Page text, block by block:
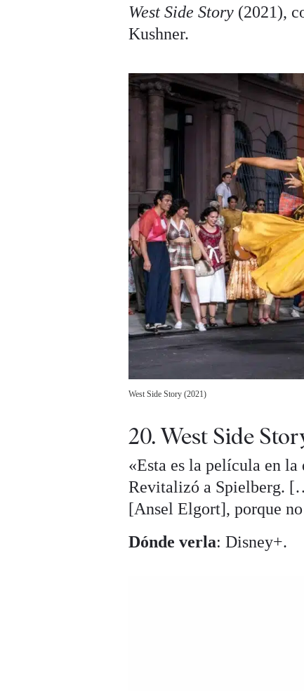
West Side Story (2021),
Kushner.
West Side Story (2021)
20. West Side
«Esta es la película en la
Revitalizó a Spielberg.
[Ansel Elgort], porque no
Dónde verla: Disney+.